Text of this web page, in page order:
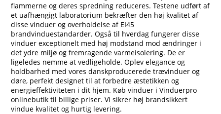
flammerne og deres spredning reduceres. Testene udført af
et uafhængigt laboratorium bekræfter den høj kvalitet af
disse vinduer og overholdelse af EI45
brandvinduestandarder. Også til hverdag fungerer disse
vinduer exceptionelt med høj modstand mod ændringer i
det ydre miljø og fremragende varmeisolering. De er
ligeledes nemme at vedligeholde. Oplev elegance og
holdbarhed med vores danskproducerede trævinduer og
døre, perfekt designet til at forbedre æstetikken og
energieffektiviteten i dit hjem. Køb vinduer i Vinduerpro
onlinebutik til billige priser. Vi sikrer høj brandsikkert
vindue kvalitet og hurtig levering.